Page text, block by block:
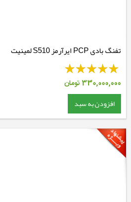
تفنگ بادی PCP ایرآرمز S510 لمینیت
330,000,000تومان
افزودن به سبد